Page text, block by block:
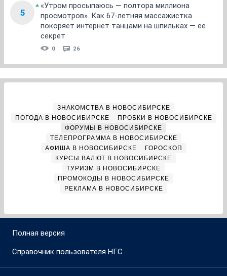
5
«Утром просыпаюсь — полтора миллиона
просмотров». Как 67-летняя массажистка
покоряет интернет танцами на шпильках — ее
секрет
0 26
ЗНАКОМСТВА В НОВОСИБИРСКЕ
ПОГОДА В НОВОСИБИРСКЕ
ПРОБКИ В НОВОСИБИРСКЕ
ФОРУМЫ В НОВОСИБИРСКЕ
ТЕЛЕПРОГРАММА В НОВОСИБИРСКЕ
АФИША В НОВОСИБИРСКЕ
ГОРОСКОП
КУРСЫ ВАЛЮТ В НОВОСИБИРСКЕ
ТУРИЗМ В НОВОСИБИРСКЕ
ПРОМОКОДЫ В НОВОСИБИРСКЕ
РЕКЛАМА В НОВОСИБИРСКЕ
Полная версия
Справочник пользователя НГС